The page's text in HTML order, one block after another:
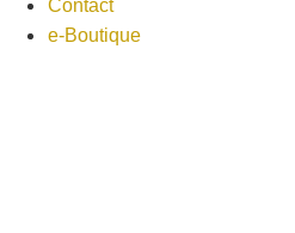
Contact
e-Boutique